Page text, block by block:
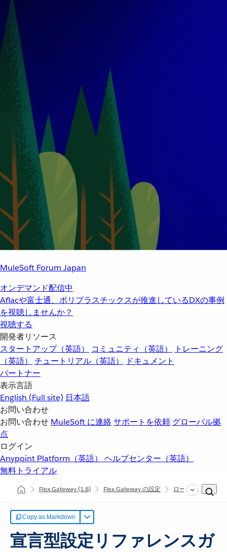
MuleSoft Forum Japan
オンデマンド配信中
Aflacや富士通、ポリプラスチックスが推進しているDXの事例
を視聴しませんか？
視聴する
開発者リソース
スタートアップ（英語）
コミュニティ（英語）
トレーニング
（英語）
チュートリアル（英語）
ドキュメント
パートナー
表示言語
English (Full site) 日本語
お問い合わせ
お問い合わせ MuleSoft に連絡サポートを依頼 グローバル拠
点
ログイン
Anypoint Platform（英語） ヘルプセンター（英語）
無料トライアル
Flex Gateway(1.8) Flex Gateway の設定 ローカルモードで
Copy as Markdown
宣言型設定リファレンスガ